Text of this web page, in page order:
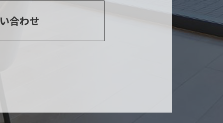
合わせ